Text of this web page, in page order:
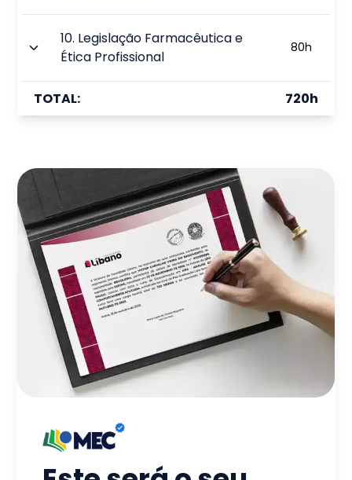
10. Legislação Farmacêutica e
Ética Profissional
80h
TOTAL: 720h